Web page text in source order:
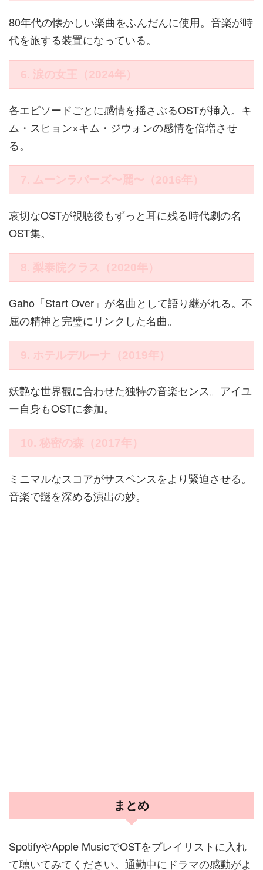
80年代の懐かしい楽曲をふんだんに使用。音楽が時
代を旅する装置になっている。
6. 涙の女王（2024年）
各エピソードごとに感情を揺さぶるOSTが挿入。キ
ム・スヒョン×キム・ジウォンの感情を倍増させ
る。
7. ムーンラバーズ〜麗〜（2016年）
哀切なOSTが視聴後もずっと耳に残る時代劇の名
OST集。
8. 梨泰院クラス（2020年）
Gaho「Start Over」が名曲として語り継がれる。不
屈の精神と完璧にリンクした名曲。
9. ホテルデルーナ（2019年）
妖艶な世界観に合わせた独特の音楽センス。アイユ
ー自身もOSTに参加。
10. 秘密の森（2017年）
ミニマルなスコアがサスペンスをより緊迫させる。
音楽で謎を深める演出の妙。
まとめ
SpotifyやApple MusicでOSTをプレイリストに入れ
て聴いてみてください。通勤中にドラマの感動がよ